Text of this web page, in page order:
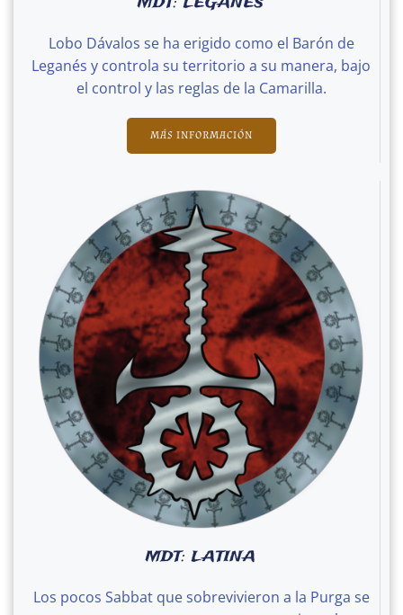
Lobo Dávalos se ha erigido como el Barón de
Leganés y controla su territorio a su manera, bajo
el control y las reglas de la Camarilla.
MÁS INFORMACIÓN
MDT: LATINA
Los pocos Sabbat que sobrevivieron a la Purga se